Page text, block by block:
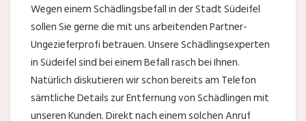
Wegen einem Schädlingsbefall in der Stadt Südeifel
sollen Sie gerne die mit uns arbeitenden Partner-
Ungezieferprofi betrauen. Unsere Schädlingsexperten
in Südeifel sind bei einem Befall rasch bei Ihnen.
Natürlich diskutieren wir schon bereits am Telefon
sämtliche Details zur Entfernung von Schädlingen mit
unseren Kunden. Direkt nach einem solchen Anruf